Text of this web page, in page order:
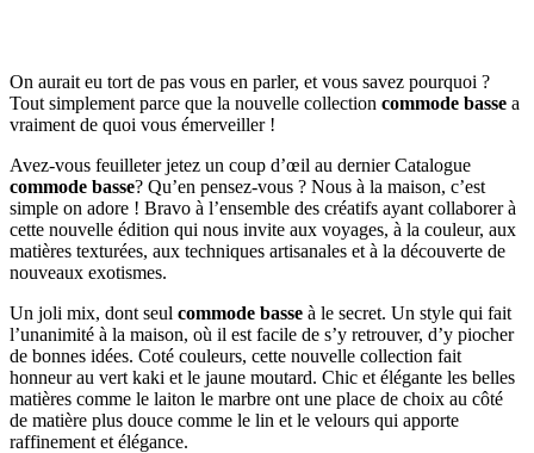
On aurait eu tort de pas vous en parler, et vous savez pourquoi ?
Tout simplement parce que la nouvelle collection commode basse a
vraiment de quoi vous émerveiller !
Avez-vous feuilleter jetez un coup d’œil au dernier Catalogue
commode basse? Qu’en pensez-vous ? Nous à la maison, c’est
simple on adore ! Bravo à l’ensemble des créatifs ayant collaborer à
cette nouvelle édition qui nous invite aux voyages, à la couleur, aux
matières texturées, aux techniques artisanales et à la découverte de
nouveaux exotismes.
Un joli mix, dont seul commode basse à le secret. Un style qui fait
l’unanimité à la maison, où il est facile de s’y retrouver, d’y piocher
de bonnes idées. Coté couleurs, cette nouvelle collection fait
honneur au vert kaki et le jaune moutard. Chic et élégante les belles
matières comme le laiton le marbre ont une place de choix au côté
de matière plus douce comme le lin et le velours qui apporte
raffinement et élégance.